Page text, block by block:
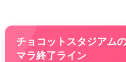
チョコットスタジアム
マラ終了ライン